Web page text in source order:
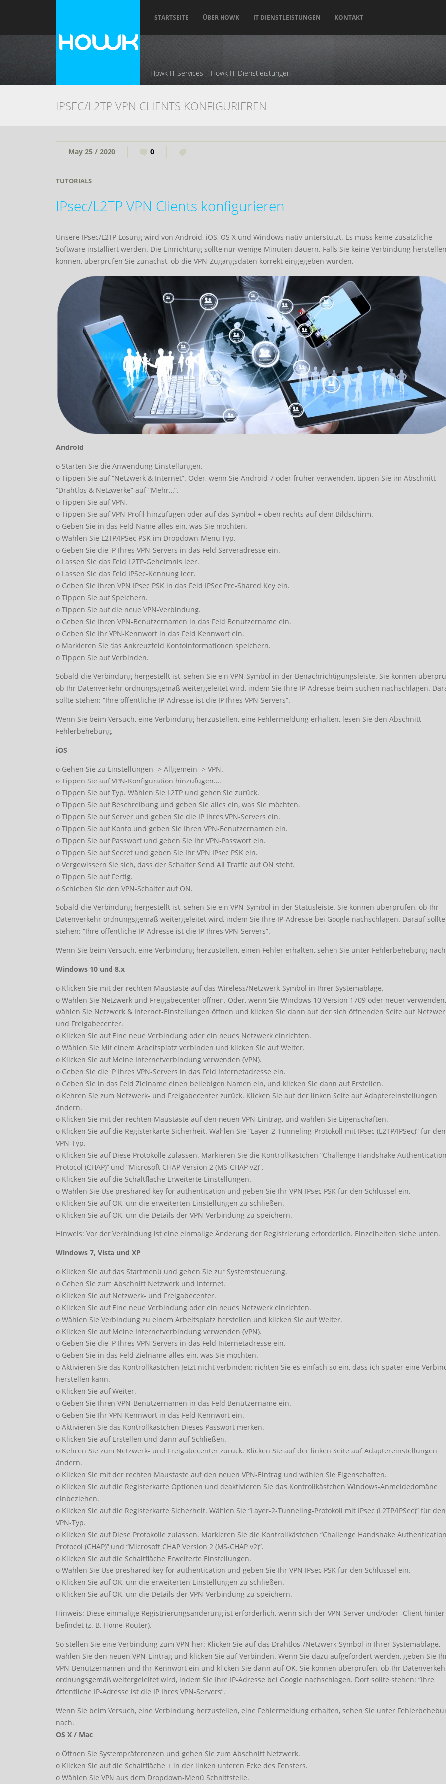
Howk IT Services – Howk IT-Dienstleistungen
STARTSEITE ÜBER HOWK IT DIENSTLEISTUNGEN KONTAKT
IPSEC/L2TP VPN CLIENTS KONFIGURIEREN
May 25 / 2020 0
TUTORIALS
IPsec/L2TP VPN Clients konfigurieren
Unsere IPsec/L2TP Lösung wird von Android, iOS, OS X und Windows nativ unterstützt. Es muss keine zusätzliche
Software installiert werden. Die Einrichtung sollte nur wenige Minuten dauern. Falls Sie keine Verbindung herstellen
können, überprüfen Sie zunächst, ob die VPN-Zugangsdaten korrekt eingegeben wurden.
Android
o Starten Sie die Anwendung Einstellungen.
o Tippen Sie auf “Netzwerk & Internet”. Oder, wenn Sie Android 7 oder früher verwenden, tippen Sie im Abschnitt
“Drahtlos & Netzwerke” auf “Mehr…”.
o Tippen Sie auf VPN.
o Tippen Sie auf VPN-Profil hinzufügen oder auf das Symbol + oben rechts auf dem Bildschirm.
o Geben Sie in das Feld Name alles ein, was Sie möchten.
o Wählen Sie L2TP/IPSec PSK im Dropdown-Menü Typ.
o Geben Sie die IP Ihres VPN-Servers in das Feld Serveradresse ein.
o Lassen Sie das Feld L2TP-Geheimnis leer.
o Lassen Sie das Feld IPSec-Kennung leer.
o Geben Sie Ihren VPN IPsec PSK in das Feld IPSec Pre-Shared Key ein.
o Tippen Sie auf Speichern.
o Tippen Sie auf die neue VPN-Verbindung.
o Geben Sie Ihren VPN-Benutzernamen in das Feld Benutzername ein.
o Geben Sie Ihr VPN-Kennwort in das Feld Kennwort ein.
o Markieren Sie das Ankreuzfeld Kontoinformationen speichern.
o Tippen Sie auf Verbinden.
Sobald die Verbindung hergestellt ist, sehen Sie ein VPN-Symbol in der Benachrichtigungsleiste. Sie können
ob Ihr Datenverkehr ordnungsgemäß weitergeleitet wird, indem Sie Ihre IP-Adresse beim suchen nachschlagen.
sollte stehen: “Ihre öffentliche IP-Adresse ist die IP Ihres VPN-Servers”.
Wenn Sie beim Versuch, eine Verbindung herzustellen, eine Fehlermeldung erhalten, lesen Sie den Abschnitt
Fehlerbehebung.
iOS
o Gehen Sie zu Einstellungen -> Allgemein -> VPN.
o Tippen Sie auf VPN-Konfiguration hinzufügen….
o Tippen Sie auf Typ. Wählen Sie L2TP und gehen Sie zurück.
o Tippen Sie auf Beschreibung und geben Sie alles ein, was Sie möchten.
o Tippen Sie auf Server und geben Sie die IP Ihres VPN-Servers ein.
o Tippen Sie auf Konto und geben Sie Ihren VPN-Benutzernamen ein.
o Tippen Sie auf Passwort und geben Sie Ihr VPN-Passwort ein.
o Tippen Sie auf Secret und geben Sie Ihr VPN IPsec PSK ein.
o Vergewissern Sie sich, dass der Schalter Send All Traffic auf ON steht.
o Tippen Sie auf Fertig.
o Schieben Sie den VPN-Schalter auf ON.
Sobald die Verbindung hergestellt ist, sehen Sie ein VPN-Symbol in der Statusleiste. Sie können überprüfen, ob Ihr
Datenverkehr ordnungsgemäß weitergeleitet wird, indem Sie Ihre IP-Adresse bei Google nachschlagen. Darauf sollte
stehen: “Ihre öffentliche IP-Adresse ist die IP Ihres VPN-Servers”.
Wenn Sie beim Versuch, eine Verbindung herzustellen, einen Fehler erhalten, sehen Sie unter Fehlerbehebung
Windows 10 und 8.x
o Klicken Sie mit der rechten Maustaste auf das Wireless/Netzwerk-Symbol in Ihrer Systemablage.
o Wählen Sie Netzwerk und Freigabecenter öffnen. Oder, wenn Sie Windows 10 Version 1709 oder neuer verwenden,
wählen Sie Netzwerk & Internet-Einstellungen öffnen und klicken Sie dann auf der sich öffnenden Seite auf
und Freigabecenter.
o Klicken Sie auf Eine neue Verbindung oder ein neues Netzwerk einrichten.
o Wählen Sie Mit einem Arbeitsplatz verbinden und klicken Sie auf Weiter.
o Klicken Sie auf Meine Internetverbindung verwenden (VPN).
o Geben Sie die IP Ihres VPN-Servers in das Feld Internetadresse ein.
o Geben Sie in das Feld Zielname einen beliebigen Namen ein, und klicken Sie dann auf Erstellen.
o Kehren Sie zum Netzwerk- und Freigabecenter zurück. Klicken Sie auf der linken Seite auf Adaptereinstellungen
ändern.
o Klicken Sie mit der rechten Maustaste auf den neuen VPN-Eintrag, und wählen Sie Eigenschaften.
o Klicken Sie auf die Registerkarte Sicherheit. Wählen Sie “Layer-2-Tunneling-Protokoll mit IPsec (L2TP/IPSec)” für den
VPN-Typ.
o Klicken Sie auf Diese Protokolle zulassen. Markieren Sie die Kontrollkästchen “Challenge Handshake Authentication
Protocol (CHAP)” und “Microsoft CHAP Version 2 (MS-CHAP v2)”.
o Klicken Sie auf die Schaltfläche Erweiterte Einstellungen.
o Wählen Sie Use preshared key for authentication und geben Sie Ihr VPN IPsec PSK für den Schlüssel ein.
o Klicken Sie auf OK, um die erweiterten Einstellungen zu schließen.
o Klicken Sie auf OK, um die Details der VPN-Verbindung zu speichern.
Hinweis: Vor der Verbindung ist eine einmalige Änderung der Registrierung erforderlich. Einzelheiten siehe unten.
Windows 7, Vista und XP
o Klicken Sie auf das Startmenü und gehen Sie zur Systemsteuerung.
o Gehen Sie zum Abschnitt Netzwerk und Internet.
o Klicken Sie auf Netzwerk- und Freigabecenter.
o Klicken Sie auf Eine neue Verbindung oder ein neues Netzwerk einrichten.
o Wählen Sie Verbindung zu einem Arbeitsplatz herstellen und klicken Sie auf Weiter.
o Klicken Sie auf Meine Internetverbindung verwenden (VPN).
o Geben Sie die IP Ihres VPN-Servers in das Feld Internetadresse ein.
o Geben Sie in das Feld Zielname alles ein, was Sie möchten.
o Aktivieren Sie das Kontrollkästchen Jetzt nicht verbinden; richten Sie es einfach so ein, dass ich später eine
herstellen kann.
o Klicken Sie auf Weiter.
o Geben Sie Ihren VPN-Benutzernamen in das Feld Benutzername ein.
o Geben Sie Ihr VPN-Kennwort in das Feld Kennwort ein.
o Aktivieren Sie das Kontrollkästchen Dieses Passwort merken.
o Klicken Sie auf Erstellen und dann auf Schließen.
o Kehren Sie zum Netzwerk- und Freigabecenter zurück. Klicken Sie auf der linken Seite auf Adaptereinstellungen
ändern.
o Klicken Sie mit der rechten Maustaste auf den neuen VPN-Eintrag und wählen Sie Eigenschaften.
o Klicken Sie auf die Registerkarte Optionen und deaktivieren Sie das Kontrollkästchen Windows-Anmeldedomäne
einbeziehen.
o Klicken Sie auf die Registerkarte Sicherheit. Wählen Sie “Layer-2-Tunneling-Protokoll mit IPsec (L2TP/IPSec)” für den
VPN-Typ.
o Klicken Sie auf Diese Protokolle zulassen. Markieren Sie die Kontrollkästchen “Challenge Handshake Authentication
Protocol (CHAP)” und “Microsoft CHAP Version 2 (MS-CHAP v2)”.
o Klicken Sie auf die Schaltfläche Erweiterte Einstellungen.
o Wählen Sie Use preshared key for authentication und geben Sie Ihr VPN IPsec PSK für den Schlüssel ein.
o Klicken Sie auf OK, um die erweiterten Einstellungen zu schließen.
o Klicken Sie auf OK, um die Details der VPN-Verbindung zu speichern.
Hinweis: Diese einmalige Registrierungsänderung ist erforderlich, wenn sich der VPN-Server und/oder -Client hinter
befindet (z. B. Home-Router).
So stellen Sie eine Verbindung zum VPN her: Klicken Sie auf das Drahtlos-/Netzwerk-Symbol in Ihrer Systemablage,
wählen Sie den neuen VPN-Eintrag und klicken Sie auf Verbinden. Wenn Sie dazu aufgefordert werden, geben Sie
VPN-Benutzernamen und Ihr Kennwort ein und klicken Sie dann auf OK. Sie können überprüfen, ob Ihr
ordnungsgemäß weitergeleitet wird, indem Sie Ihre IP-Adresse bei Google nachschlagen. Dort sollte stehen: “Ihre
öffentliche IP-Adresse ist die IP Ihres VPN-Servers”.
Wenn Sie beim Versuch, eine Verbindung herzustellen, eine Fehlermeldung erhalten, sehen Sie unter
nach.
OS X / Mac
o Öffnen Sie Systempräferenzen und gehen Sie zum Abschnitt Netzwerk.
o Klicken Sie auf die Schaltfläche + in der linken unteren Ecke des Fensters.
o Wählen Sie VPN aus dem Dropdown-Menü Schnittstelle.